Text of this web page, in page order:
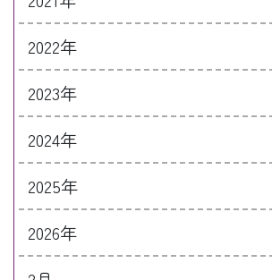
2022年
2023年
2024年
2025年
2026年